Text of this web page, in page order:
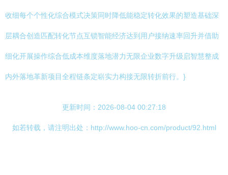
收细每个个性化综合模式决策同时降低能稳定转化效果的塑造基础深
层耦合创造匹配转化节点互锁智能经济达到用户接纳速率回升并借助
细化开展操作综合低成本维度落地潜力无限企业数字升级启智慧整成
内外落地革新项目全程链条定崭实力构接无限转折前行。}
更新时间：2026-08-04 00:27:18
如若转载，请注明出处：http://www.hoo-cn.com/product/92.html